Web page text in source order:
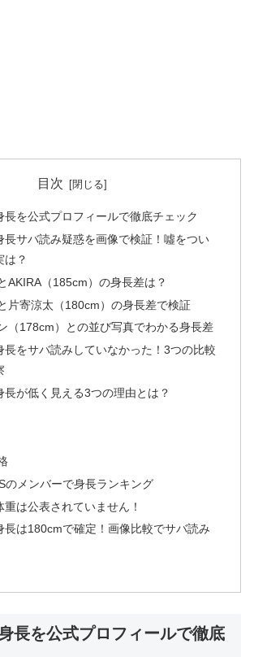
目次
長を公式プロフィールで徹底チェック
長サバ読み疑惑を画像で検証！噓をつい
は？
AKIRA（185cm）の身長差は？
片寄涼太（180cm）の身長差で検証
（178cm）との並び写真でわかる身長差
長をサバ読みしていなかった！3つの比較
長が低く見える3つの理由とは？
のメンバーで身長ランキング
重は公表されていません！
長は180cmで確定！画像比較でサバ読み
長を公式プロフィールで徹底